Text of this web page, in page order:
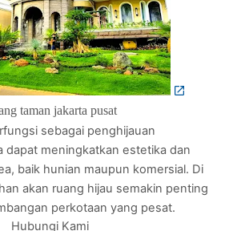
taman jakarta pusat
sebagai penghijauan
dapat meningkatkan estetika dan
baik hunian maupun komersial. Di
akan ruang hijau semakin penting
perkotaan yang pesat.
Hubungi Kami